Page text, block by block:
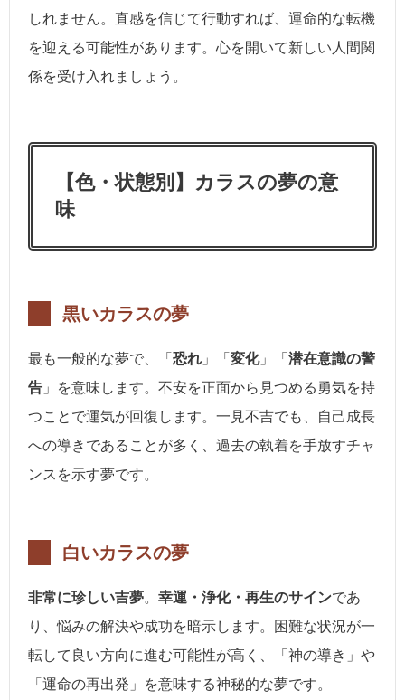
しれません。直感を信じて行動すれば、運命的な転機
を迎える可能性があります。心を開いて新しい人間関
係を受け入れましょう。
【色・状態別】カラスの夢の意
味
黒いカラスの夢
最も一般的な夢で、「 恐れ 」「 変化」「 潜在意識の警
告 」を意味します。不安を正面から見つめる勇気を持
つことで運気が回復します。一見不吉でも、自己成長
への導きであることが多く、過去の執着を手放すチャ
ンスを示す夢です。
白いカラスの夢
非常に珍しい吉夢。 幸運・浄化・再生のサインであ
り、悩みの解決や成功を暗示します。困難な状況が一
転して良い方向に進む可能性が高く、「神の導き」や
「運命の再出発」を意味する神秘的な夢です。